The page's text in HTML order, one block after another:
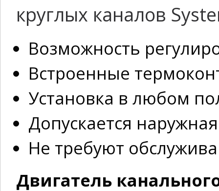
круглых каналов
Возможность
Встроенные
Установка в любом
Допускается
Не требуют
Двигатель